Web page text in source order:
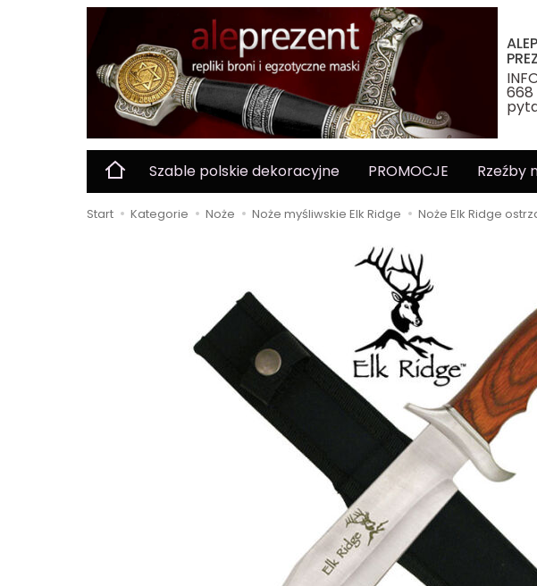
668
Szable polskie dekoracyjne PROMOCJE Rzeźby
Start Kategorie Noże Noże myśliwskie Elk Ridge Noże Elk Ridge